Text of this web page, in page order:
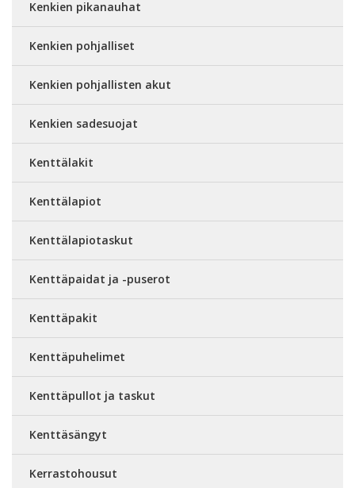
Kenkien pikanauhat
Kenkien pohjalliset
Kenkien pohjallisten akut
Kenkien sadesuojat
Kenttälakit
Kenttälapiot
Kenttälapiotaskut
Kenttäpaidat ja -puserot
Kenttäpakit
Kenttäpuhelimet
Kenttäpullot ja taskut
Kenttäsängyt
Kerrastohousut